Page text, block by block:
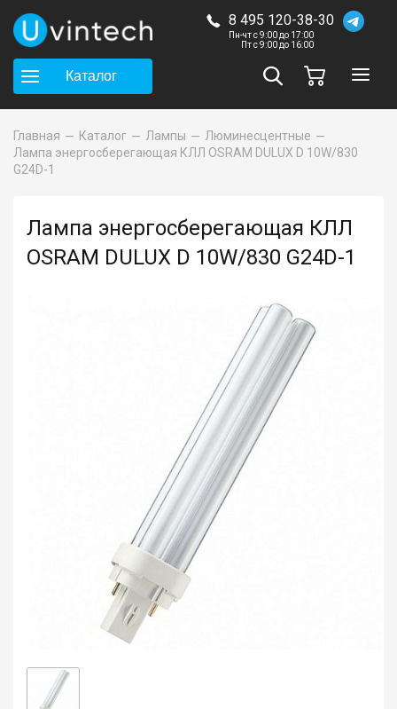
8 495 120-38-30
Пн-чт с 9:00 до 17:00
Пт с 9:00 до 16:00
Каталог
Главная Каталог Лампы
Люминесцентные
Лампа энергосберегающая КЛЛ OSRAM DULUX D 10W/830
G24D-1
Лампа энергосберегающая КЛЛ
OSRAM DULUX D 10W/830 G24D-1